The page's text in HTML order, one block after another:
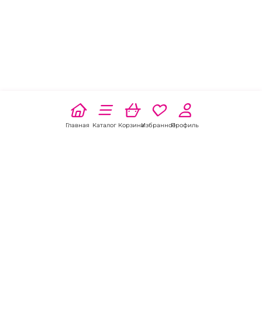
Главная Каталог КорзинаИзбранноеПрофиль